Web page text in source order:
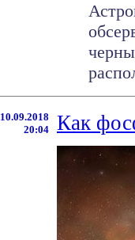
10.09.2018
20:04
Как